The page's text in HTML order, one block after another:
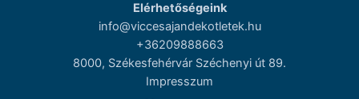
Elérhetőségeink
info@viccesajandekotletek.hu
+36209888663
8000, Székesfehérvár Széchenyi út 89.
Impresszum